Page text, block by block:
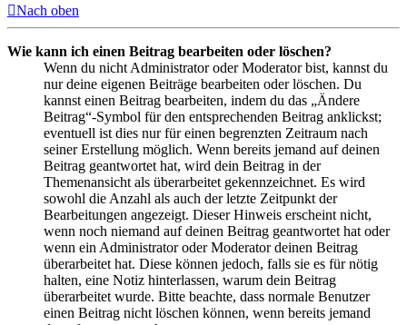
Nach oben
Wie kann ich einen Beitrag bearbeiten oder löschen?
Wenn du nicht Administrator oder Moderator bist, kannst du
nur deine eigenen Beiträge bearbeiten oder löschen. Du
kannst einen Beitrag bearbeiten, indem du das „Ändere
Beitrag“-Symbol für den entsprechenden Beitrag anklickst;
eventuell ist dies nur für einen begrenzten Zeitraum nach
seiner Erstellung möglich. Wenn bereits jemand auf deinen
Beitrag geantwortet hat, wird dein Beitrag in der
Themenansicht als überarbeitet gekennzeichnet. Es wird
sowohl die Anzahl als auch der letzte Zeitpunkt der
Bearbeitungen angezeigt. Dieser Hinweis erscheint nicht,
wenn noch niemand auf deinen Beitrag geantwortet hat oder
wenn ein Administrator oder Moderator deinen Beitrag
überarbeitet hat. Diese können jedoch, falls sie es für nötig
halten, eine Notiz hinterlassen, warum dein Beitrag
überarbeitet wurde. Bitte beachte, dass normale Benutzer
einen Beitrag nicht löschen können, wenn bereits jemand